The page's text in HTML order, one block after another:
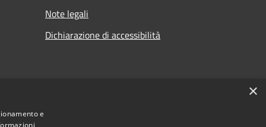
Note legali
Dichiarazione di accessibilità
×
e